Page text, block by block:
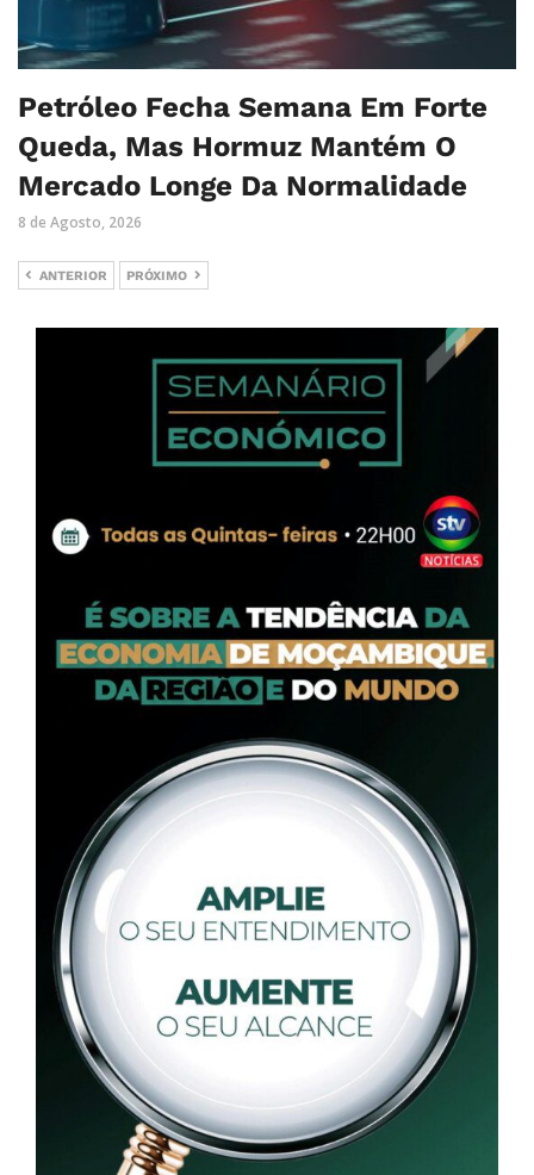
Petróleo Fecha Semana Em Forte
Queda, Mas Hormuz Mantém O
Mercado Longe Da Normalidade
8 de Agosto, 2026
ANTERIOR PRÓXIMO